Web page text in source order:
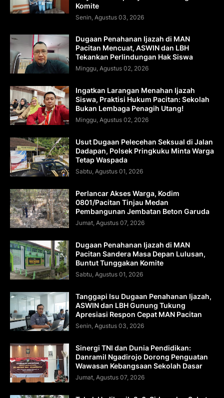
Komite
Senin, Agustus 03, 2026
Dugaan Penahanan Ijazah di MAN
Pacitan Mencuat, ASWIN dan LBH
Tekankan Perlindungan Hak Siswa
Minggu, Agustus 02, 2026
Ingatkan Larangan Menahan Ijazah
Siswa, Praktisi Hukum Pacitan: Sekolah
Bukan Lembaga Penagih Utang!
Minggu, Agustus 02, 2026
Usut Dugaan Pelecehan Seksual di Jalan
Dadapan, Polsek Pringkuku Minta Warga
Tetap Waspada
Sabtu, Agustus 01, 2026
Perlancar Akses Warga, Kodim
0801/Pacitan Tinjau Medan
Pembangunan Jembatan Beton Garuda
Jumat, Agustus 07, 2026
Dugaan Penahanan Ijazah di MAN
Pacitan Sandera Masa Depan Lulusan,
Buntut Tunggakan Komite
Sabtu, Agustus 01, 2026
Tanggapi Isu Dugaan Penahanan Ijazah,
ASWIN dan LBH Gunung Tukung
Apresiasi Respon Cepat MAN Pacitan
Senin, Agustus 03, 2026
Sinergi TNI dan Dunia Pendidikan:
Danramil Ngadirojo Dorong Penguatan
Wawasan Kebangsaan Sekolah Dasar
Jumat, Agustus 07, 2026